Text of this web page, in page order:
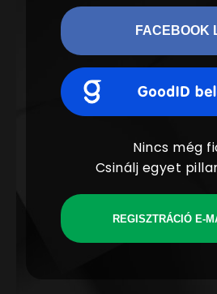
FACEBOOK
Nincs még
Csinálj egyet
REGISZTRÁCIÓ E-